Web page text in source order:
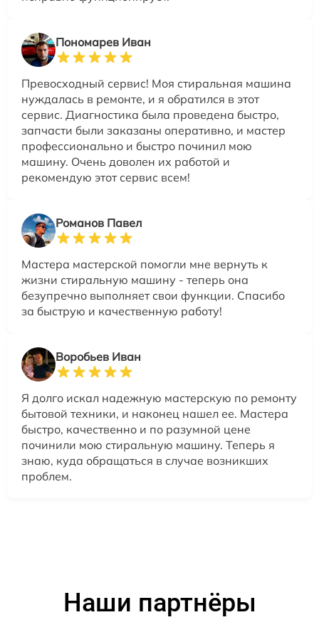
Пономарев Иван
Превосходный сервис! Моя стиральная машина
нуждалась в ремонте, и я обратился в этот
сервис. Диагностика была проведена быстро,
запчасти были заказаны оперативно, и мастер
профессионально и быстро починил мою
машину. Очень доволен их работой и
рекомендую этот сервис всем!
Романов Павел
Мастера мастерской помогли мне вернуть к
жизни стиральную машину - теперь она
безупречно выполняет свои функции. Спасибо
за быструю и качественную работу!
Воробьев Иван
Я долго искал надежную мастерскую по ремонту
бытовой техники, и наконец нашел ее. Мастера
быстро, качественно и по разумной цене
починили мою стиральную машину. Теперь я
знаю, куда обращаться в случае возникших
проблем.
Наши партнёры